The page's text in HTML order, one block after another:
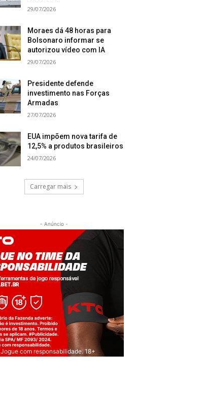
29/07/2026
Moraes dá 48 horas para
Bolsonaro informar se
autorizou vídeo com IA
29/07/2026
Presidente defende
investimento nas Forças
Armadas
27/07/2026
EUA impõem nova tarifa de
12,5% a produtos brasileiros
24/07/2026
Carregar mais
- Anúncio -
Jogue com responsabilidade. 18+